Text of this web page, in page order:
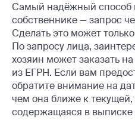
Самый надёжный способ
собственнике — запрос
Сделать это может
По запросу лица,
хозяин может заказать
из ЕГРН. Если вам
обратите внимание на
чем она ближе к текущей,
содержащаяся в